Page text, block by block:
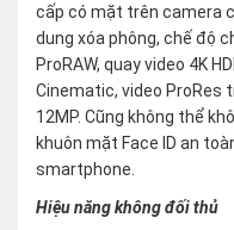
cấp có mặt trên camera
dung xóa phông, chế độ
ProRAW, quay video 4K
Cinematic, video ProRes
12MP. Cũng không thể
khuôn mặt Face ID an
smartphone.
Hiệu năng không đối thủ